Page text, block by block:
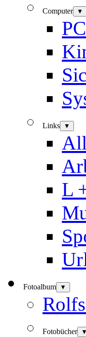
Computer ▼
Links ▼
L
Fotoalbum ▼
Fotobücher ▼